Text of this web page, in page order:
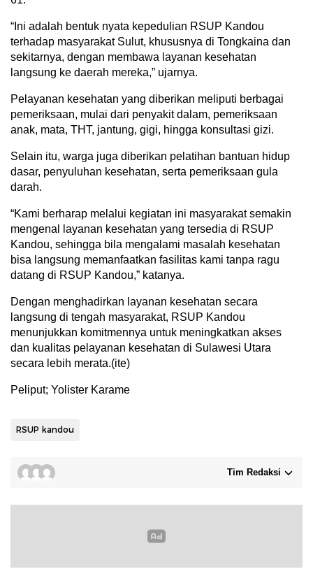
“Ini adalah bentuk nyata kepedulian RSUP Kandou
terhadap masyarakat Sulut, khususnya di Tongkaina dan
sekitarnya, dengan membawa layanan kesehatan
langsung ke daerah mereka,” ujarnya.
Pelayanan kesehatan yang diberikan meliputi berbagai
pemeriksaan, mulai dari penyakit dalam, pemeriksaan
anak, mata, THT, jantung, gigi, hingga konsultasi gizi.
Selain itu, warga juga diberikan pelatihan bantuan hidup
dasar, penyuluhan kesehatan, serta pemeriksaan gula
darah.
“Kami berharap melalui kegiatan ini masyarakat semakin
mengenal layanan kesehatan yang tersedia di RSUP
Kandou, sehingga bila mengalami masalah kesehatan
bisa langsung memanfaatkan fasilitas kami tanpa ragu
datang di RSUP Kandou,” katanya.
Dengan menghadirkan layanan kesehatan secara
langsung di tengah masyarakat, RSUP Kandou
menunjukkan komitmennya untuk meningkatkan akses
dan kualitas pelayanan kesehatan di Sulawesi Utara
secara lebih merata.(ite)
Peliput; Yolister Karame
RSUP kandou
Tim Redaksi